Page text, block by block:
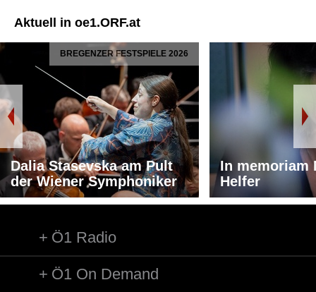
Aktuell in oe1.ORF.at
BREGENZER FESTSPIELE 2026
Dalia Stasevska am Pult
der Wiener Symphoniker
In memoriam
Helfer
Ö1 Radio
Ö1 On Demand